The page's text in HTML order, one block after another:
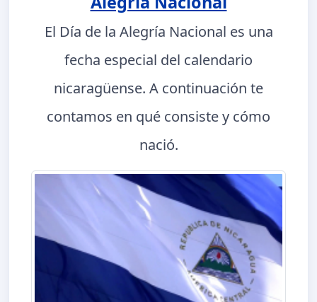
El Día de la Alegría Nacional es una
fecha especial del calendario
nicaragüense. A continuación te
contamos en qué consiste y cómo
nació.